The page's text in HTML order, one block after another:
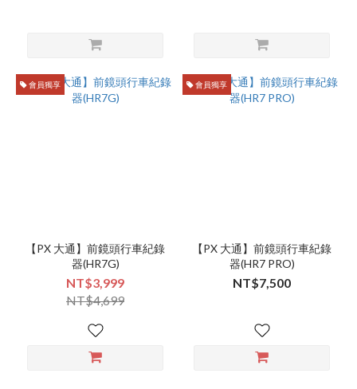
會員獨享
【PX 大通】前鏡頭行車紀錄
器(HR7G)
NT$3,999
NT$4,699
會員獨享
【PX 大通】前鏡頭行車紀錄
器(HR7 PRO)
NT$7,500